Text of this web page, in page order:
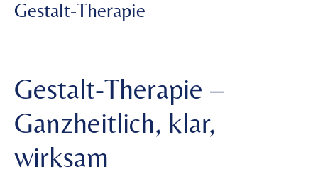
Gestalt-Therapie
Gestalt-Therapie –
Ganzheitlich, klar,
wirksam